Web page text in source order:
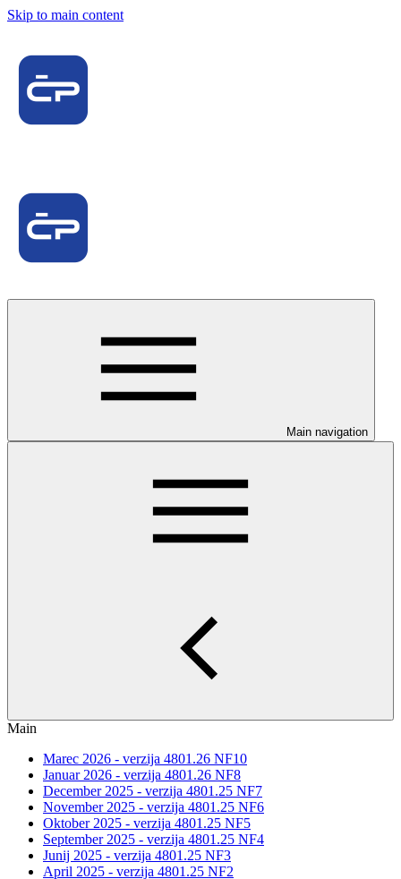
Skip to main content
Main navigation
Main
Marec 2026 - verzija 4801.26 NF10
Januar 2026 - verzija 4801.26 NF8
December 2025 - verzija 4801.25 NF7
November 2025 - verzija 4801.25 NF6
Oktober 2025 - verzija 4801.25 NF5
September 2025 - verzija 4801.25 NF4
Junij 2025 - verzija 4801.25 NF3
April 2025 - verzija 4801.25 NF2